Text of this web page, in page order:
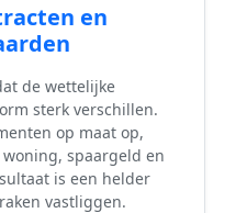
en
de wettelijke
sterk verschillen.
op maat op,
spaargeld en
is een helder
vastliggen.